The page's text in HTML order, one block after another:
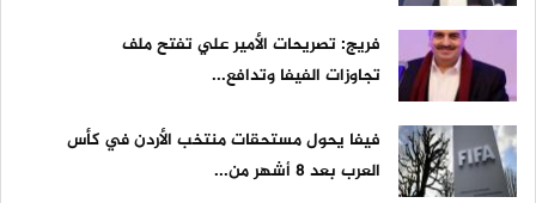
فريج: تصريحات الأمير علي تفتح ملف
تجاوزات الفيفا وتدافع...
فيفا يحول مستحقات منتخب الأردن في كأس
العرب بعد 8 أشهر من...